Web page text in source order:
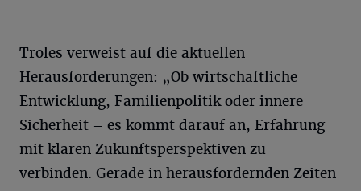
Troles verweist auf die aktuellen
Herausforderungen: „Ob wirtschaftliche
Entwicklung, Familienpolitik oder innere
Sicherheit – es kommt darauf an, Erfahrung
mit klaren Zukunftsperspektiven zu
verbinden. Gerade in herausfordernden Zeiten